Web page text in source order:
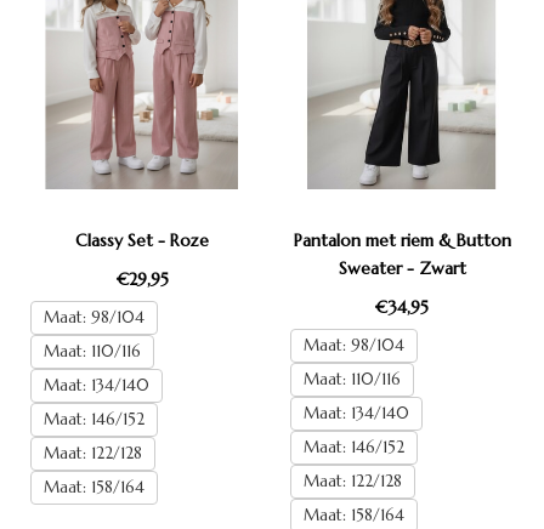
Classy Set - Roze
€29,95
Maat: 98/104
Maat: 110/116
Maat: 134/140
Maat: 146/152
Maat: 122/128
Maat: 158/164
Pantalon met riem & Button
Sweater - Zwart
€34,95
Maat: 98/104
Maat: 110/116
Maat: 134/140
Maat: 146/152
Maat: 122/128
Maat: 158/164